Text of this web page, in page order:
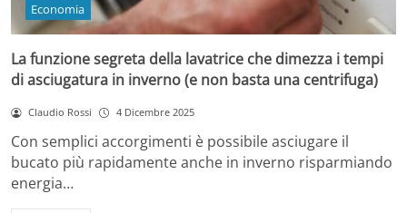
Economia
La funzione segreta della lavatrice che dimezza i tempi
di asciugatura in inverno (e non basta una centrifuga)
Claudio Rossi 4 Dicembre 2025
Con semplici accorgimenti è possibile asciugare il
bucato più rapidamente anche in inverno risparmiando
energia…